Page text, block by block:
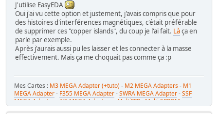
J'utilise EasyEDA
Oui j'ai vu cette option et justement, j'avais compris que pour
des histoires d'interférences magnétiques, c'était préférable
de supprimer ces "copper islands", du coup je l'ai fait. Làça en
parle par exemple.
Après j'aurais aussi pu les laisser et les connecter à la masse
effectivement. Mais ça me choquait pas comme ça :p
Mes Cartes : M3 MEGA Adapter (+tuto) - M2 MEGA Adapters- M1
MEGA Adapter- F355 MEGA Adapter-SWRA MEGA Adapter-SSF
MEGA Adapter
JVS MEGA Adapters
MultiFFB : Multi EPROM pour
Driveboard SEGA-M2toM3-Coin Tower Mini-VR Button Panel